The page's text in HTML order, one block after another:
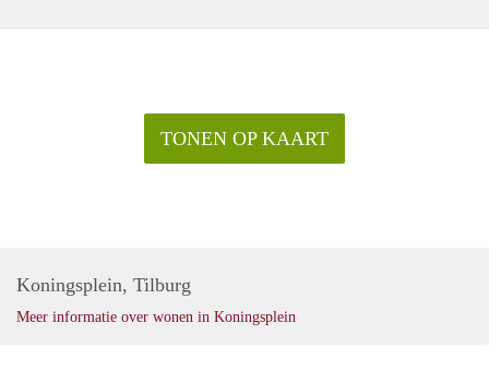
TONEN OP KAART
Koningsplein, Tilburg
Meer informatie over wonen in Koningsplein